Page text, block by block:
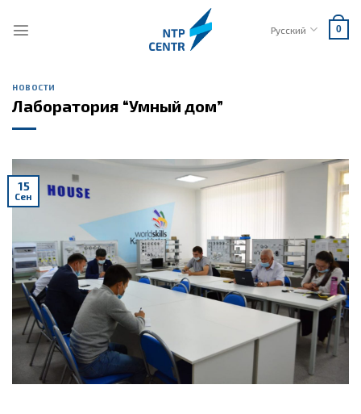
Русский 0
НОВОСТИ
Лаборатория “Умный дом”
15
Сен